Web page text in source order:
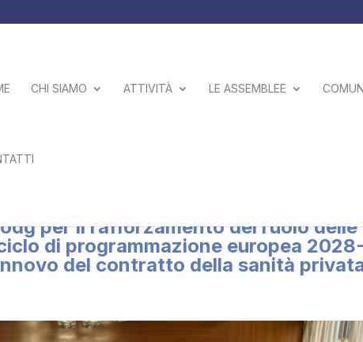
CHI SIAMO ATTIVITÀ LE ASSEMBLEE
per il rafforzamento del ruolo delle
di programmazione europea 2028-
del contratto della sanità